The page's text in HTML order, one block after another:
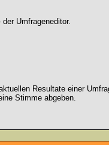
Umfrageneditor.
Resultate einer
Stimme abgeben.